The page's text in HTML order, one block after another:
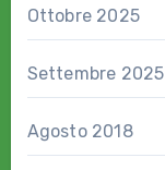
Ottobre 2025
Settembre 2025
Agosto 2018